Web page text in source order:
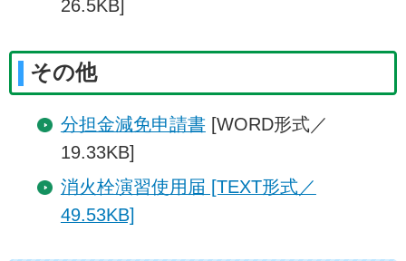
26.5KB]
その他
分担金減免申請書[WORD形式／
19.33KB]
消火栓演習使用届 [TEXT形式／
49.53KB]